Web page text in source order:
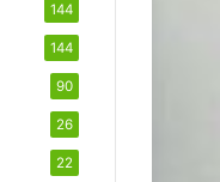
144
144
90
26
22